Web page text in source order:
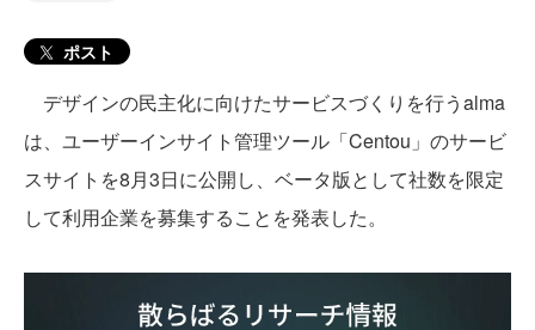
ポスト
デザインの民主化に向けたサービスづくりを行うalma
は、ユーザーインサイト管理ツール「Centou」のサービ
スサイトを8月3日に公開し、ベータ版として社数を限定
して利用企業を募集することを発表した。